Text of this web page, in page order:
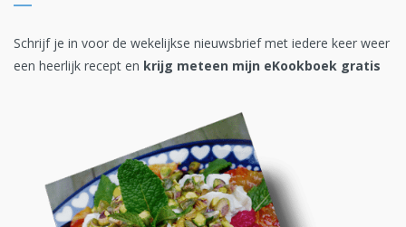
Schrijf je in voor de wekelijkse nieuwsbrief met iedere keer weer
een heerlijk recept en krijg meteen mijn eKookboek gratis